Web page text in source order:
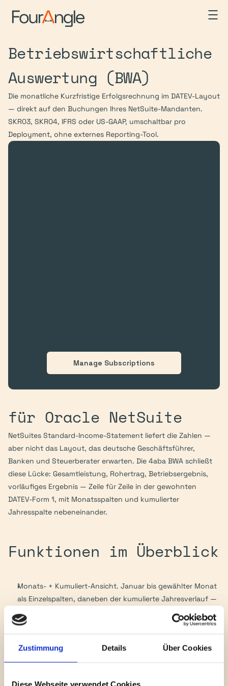
Zustimmung Details Über Cookies
Diese Webseite verwendet Cookies
Betriebswirtschaftliche
Auswertung (BWA)
Die monatliche Kurzfristige Erfolgsrechnung im DATEV-Layout
— direkt auf den Buchungen Ihres NetSuite-Mandanten.
SKR03, SKR04, IFRS oder US-GAAP, umschaltbar pro
Deployment, ohne externes Reporting-Tool.
Manage Subscriptions
für Oracle NetSuite
NetSuites Standard-Income-Statement liefert die Zahlen —
aber nicht das Layout, das deutsche Geschäftsführer,
Banken und Steuerberater erwarten. Die 4aba BWA schließt
diese Lücke: Gesamtleistung, Rohertrag, Betriebsergebnis,
vorläufiges Ergebnis — Zeile für Zeile in der gewohnten
DATEV-Form 1, mit Monatsspalten und kumulierter
Jahresspalte nebeneinander.
Funktionen im Überblick
Monats- + Kumuliert-Ansicht. Januar bis gewählter Monat
als Einzelspalten, daneben der kumulierte Jahresverlauf —
alles auf einer Seite, ohne Drill-Down.
Vier Kontenrahmen out-of-the-box. SKR04 (Default),
SKR03, IFRS, US-GAAP. Umschaltbar über einen
Deployment-Parameter — kein Code-Deploy nötig.
Eigene Layouts pro Mandant. Beliebig viele User-Configs